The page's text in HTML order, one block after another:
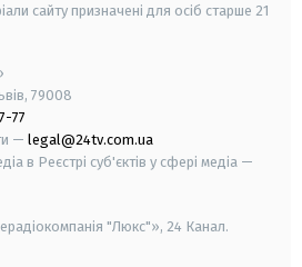
сайту призначені для осіб старше 21
79008
77
— legal@24tv.com.ua
в Реєстрі суб'єктів у сфері медіа —
"Люкс"», 24 Канал.